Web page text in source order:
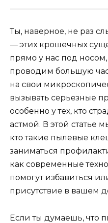
Ты, наверное, не раз
— этих крошечных
прямо у нас под
проводим большую
на свои
вызывать серьезные
особенно у тех, кто
астмой. В этой статье
кто такие пылевые
заниматься
как современные
помогут избавиться
присутствие в вашем
Если ты думаешь, что